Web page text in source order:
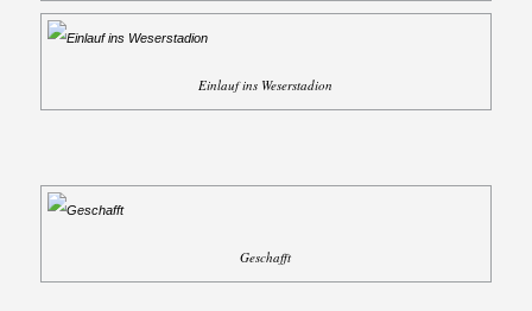
Einlauf ins Weserstadion
Geschafft